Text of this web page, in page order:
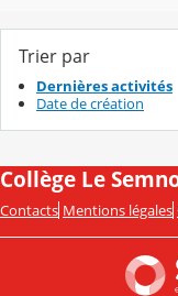
Trier par
Dernières activités
Date de création
Collège Le
Contacts Mentions légales